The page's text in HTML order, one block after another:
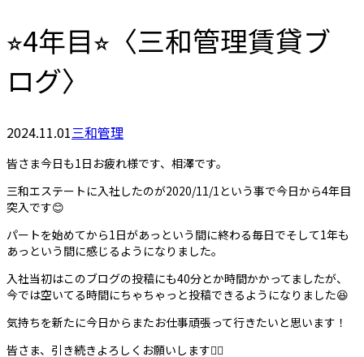
⭐︎4年目⭐︎〈三和管理賃貸ブ
ログ〉
2024.11.01三和管理
皆さま今日も1日お疲れ様です、相澤です。
三和エステートに入社したのが2020/11/1という事で今日から4年目
突入です😊
パートを始めてから1日があっという間に終わる毎日でそして1年も
あっという間に感じるようになりました。
入社当初はこのブログの投稿にも40分とか時間かかってましたが、
今では空いてる時間にちゃちゃっと投稿できるようになりました😆
気持ちを新たに今日からまたお仕事頑張って行きたいと思います！
皆さま、引き続きよろしくお願いします🙇‍♀️